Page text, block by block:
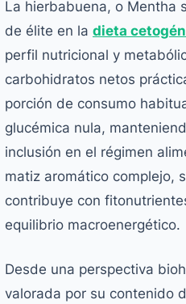
La hierbabuena, o Mentha
de élite en la dieta
perfil nutricional y
carbohidratos netos
porción de consumo
glucémica nula,
inclusión en el régimen
matiz aromático complejo,
contribuye con
equilibrio macroenergético.
Desde una perspectiva
valorada por su contenido